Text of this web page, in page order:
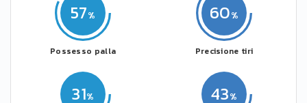
57
Possesso palla
31 43
60
Precisione tiri